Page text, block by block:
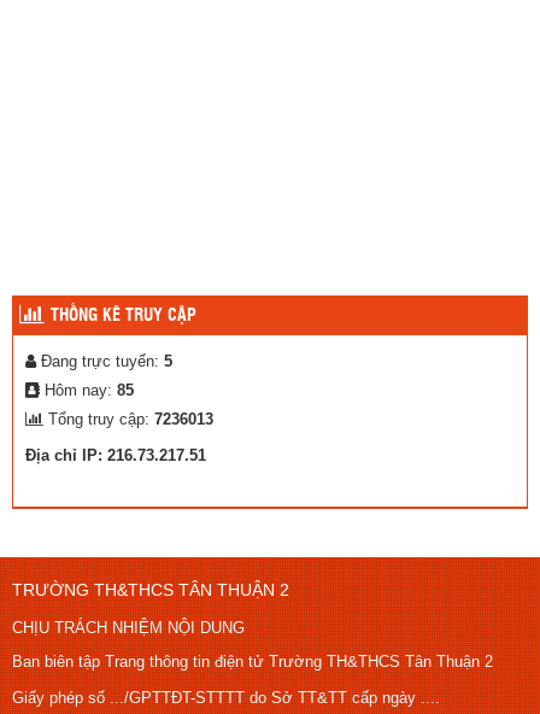
THỐNG KÊ TRUY CẬP
Đang trực tuyến: 5
Hôm nay: 85
Tổng truy cập: 7236013
Địa chỉ IP: 216.73.217.51
TRƯỜNG TH&THCS TÂN THUẬN 2
CHỊU TRÁCH NHIỆM NỘI DUNG
Ban biên tập Trang thông tin điện tử Trường TH&THCS Tân Thuận 2
Giấy phép số .../GPTTĐT-STTTT do Sở TT&TT cấp ngày ....